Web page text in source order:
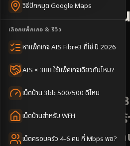
วิธีปักหมุด Google Maps
เลือกแพ็กเกจ & รีวิว
หาแพ็กเกจ AIS Fibre3 ที่ใช่ ปี 2026
AIS × 3BB ใช้แพ็คเกจเดียวกันไหม?
เน็ตบ้าน 3bb 500/500 ดีไหม
เน็ตบ้านสำหรับ WFH
เน็ตครอบครัว 4-6 คน กี่ Mbps พอ?
รับติดตั้งเน็ตบ้าน
Fibre
อำเภอเกาะกูด
บริการติดตั้งเน็ต AIS
กูด หาดคลองเจ้า-อ่าวพ
เริ่มต้น 500 บาท แอดไ